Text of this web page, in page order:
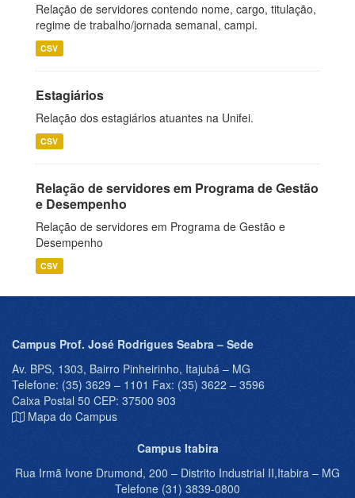
Relação de servidores contendo nome, cargo, titulação,
regime de trabalho/jornada semanal, campi.
CSV
Estagiários
Relação dos estagiários atuantes na Unifei.
CSV
Relação de servidores em Programa de Gestão
e Desempenho
Relação de servidores em Programa de Gestão e
Desempenho
CSV
Campus Prof. José Rodrigues Seabra – Sede
Av. BPS, 1303, Bairro Pinheirinho, Itajubá – MG
Telefone: (35) 3629 – 1101 Fax: (35) 3622 – 3596
Caixa Postal 50 CEP: 37500 903
Mapa do Campus
Campus Itabira
Rua Irmã Ivone Drumond, 200 – Distrito Industrial II,Itabira – MG
Telefone (31) 3839-0800